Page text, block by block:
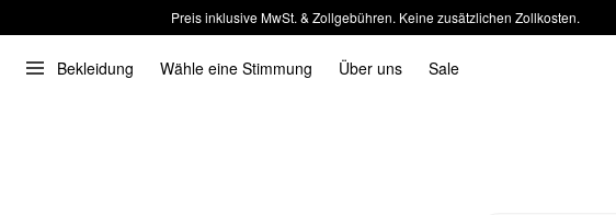
Preis inklusive MwSt. & Zollgebühren. Keine zusätzlichen Zollkosten.
Bekleidung Wähle eine Stimmung Über uns Sale